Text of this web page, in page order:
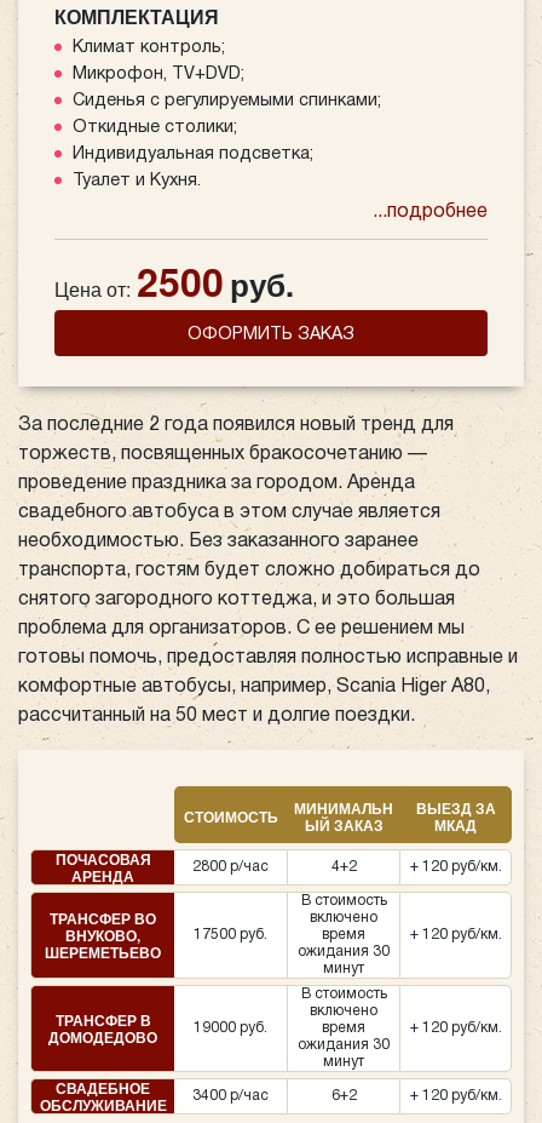
КОМПЛЕКТАЦИЯ
Климат контроль;
Микрофон, TV+DVD;
Сиденья с регулируемыми спинками;
Откидные столики;
Индивидуальная подсветка;
Туалет и Кухня.
...подробнее
Цена от: 2500руб.
ОФОРМИТЬ ЗАКАЗ
За последние 2 года появился новый тренд для
торжеств, посвященных бракосочетанию —
проведение праздника за городом. Аренда
свадебного автобуса в этом случае является
необходимостью. Без заказанного заранее
транспорта, гостям будет сложно добираться до
снятого загородного коттеджа, и это большая
проблема для организаторов. С ее решением мы
готовы помочь, предоставляя полностью исправные и
комфортные автобусы, например, Scania Higer A80,
рассчитанный на 50 мест и долгие поездки.
СТОИМОСТЬ МИНИМАЛЬН
ЫЙ ЗАКАЗ
ВЫЕЗД ЗА
МКАД
ПОЧАСОВАЯ
АРЕНДА 2800 р/час 4+2 + 120 руб/км.
ТРАНСФЕР ВО
ВНУКОВО,
ШЕРЕМЕТЬЕВО
17500 руб.
В стоимость
включено
время
ожидания 30
минут
+ 120 руб/км.
ТРАНСФЕР В
ДОМОДЕДОВО 19000 руб.
В стоимость
включено
время
ожидания 30
минут
+ 120 руб/км.
СВАДЕБНОЕ
ОБСЛУЖИВАНИЕ 3400 р/час 6+2 + 120 руб/км.